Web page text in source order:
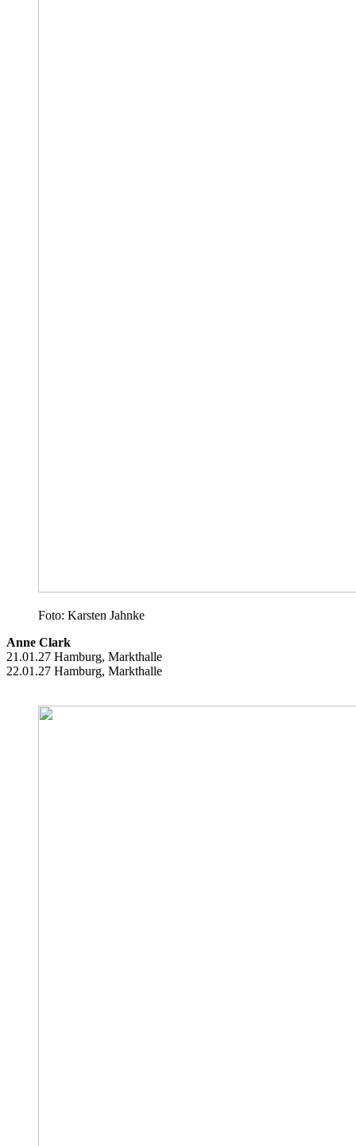
Foto: Karsten Jahnke
Anne Clark
21.01.27 Hamburg, Markthalle
22.01.27 Hamburg, Markthalle